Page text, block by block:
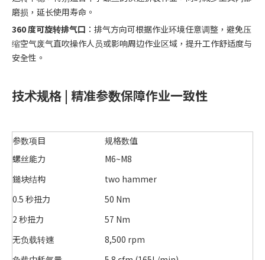
磨损，延长使用寿命。
360 度可旋转排气口 ：排气方向可根据作业环境任意调整，避免压
缩空气废气直吹操作人员或影响周边作业区域，提升工作舒适度与
安全性。
技术规格 | 精准参数保障作业一致性
参数项目
规格数值
螺丝能力
M6~M8
鎚块结构
two hammer
0.5 秒扭力
50 Nm
2 秒扭力
57 Nm
无负载转速
8,500 rpm